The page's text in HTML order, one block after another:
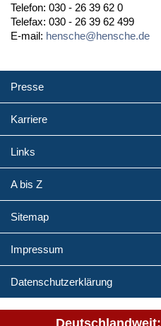
Telefon: 030 - 26 39 62 0
Telefax: 030 - 26 39 62 499
E-mail: hensche@hensche.de
Presse
Karriere
Links
A bis Z
Sitemap
Impressum
Datenschutzerklärung